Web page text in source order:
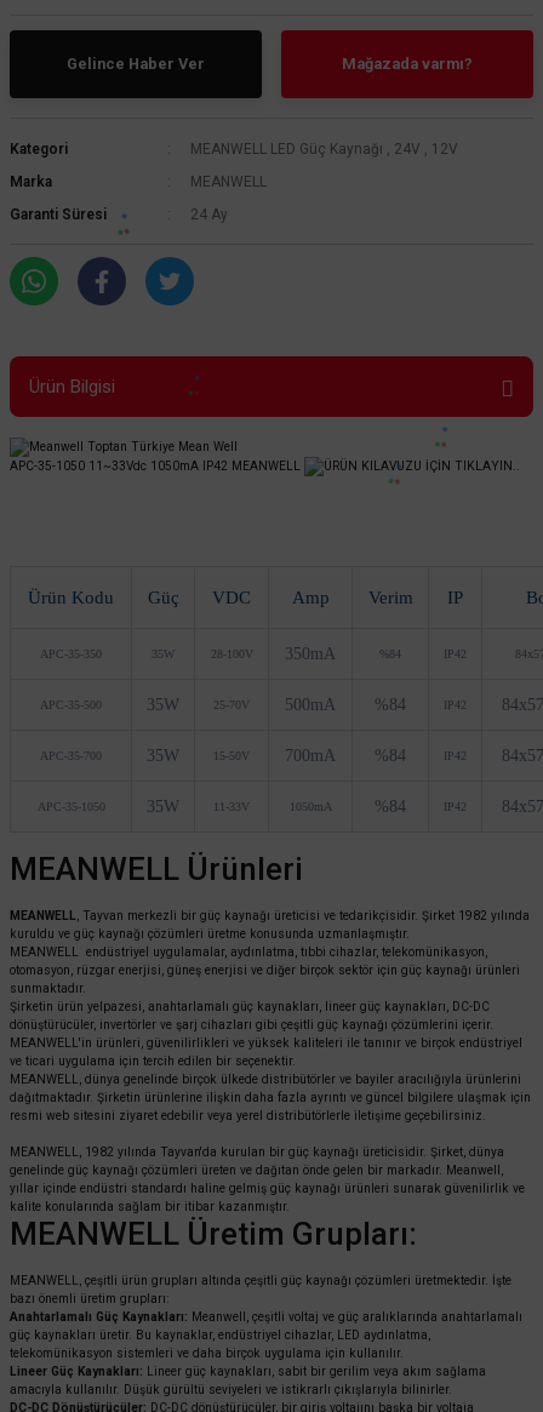
Gelince Haber Ver Mağazada varmı?
Kategori MEANWELL LED Güç Kaynağı , 24V , 12V
Marka
MEANWELL
Garanti Süresi
24 Ay
Ürün Bilgisi
APC-35-1050 11~33Vdc 1050mA IP42 MEANWELL ÜRÜN KILAVUZU İÇİN TIKLAYIN..
Ürün Kodu Güç VDC Amp Verim IP
APC-35-350 35W 28-100V 350mA %84 IP42
APC-35-500 35W 25-70V 500mA %84 IP42
APC-35-700 35W 15-50V 700mA %84 IP42
APC-35-1050 35W 11-33V 1050mA %84 IP42
MEANWELL Ürünleri
MEANWELL
, Tayvan merkezli bir güç kaynağı üreticisi ve tedarikçisidir. Şirket 1982 yılında
kuruldu ve güç kaynağı çözümleri üretme konusunda uzmanlaşmıştır.
MEANWELL endüstriyel uygulamalar, aydınlatma, tıbbi cihazlar, telekomünikasyon,
otomasyon, rüzgar enerjisi, güneş enerjisi ve diğer birçok sektör için güç kaynağı ürünleri
sunmaktadır.
Şirketin ürün yelpazesi, anahtarlamalı güç kaynakları, lineer güç kaynakları, DC-DC
dönüştürücüler, invertörler ve şarj cihazları gibi çeşitli güç kaynağı çözümlerini içerir.
MEANWELL'in ürünleri, güvenilirlikleri ve yüksek kaliteleri ile tanınır ve birçok endüstriyel
ve ticari uygulama için tercih edilen bir seçenektir.
MEANWELL, dünya genelinde birçok ülkede distribütörler ve bayiler aracılığıyla ürünlerini
dağıtmaktadır. Şirketin ürünlerine ilişkin daha fazla ayrıntı ve güncel bilgilere ulaşmak için
resmi web sitesini ziyaret edebilir veya yerel distribütörlerle iletişime geçebilirsiniz.
MEANWELL, 1982 yılında Tayvan'da kurulan bir güç kaynağı üreticisidir. Şirket, dünya
genelinde güç kaynağı çözümleri üreten ve dağıtan önde gelen bir markadır. Meanwell,
yıllar içinde endüstri standardı haline gelmiş güç kaynağı ürünleri sunarak güvenilirlik ve
kalite konularında sağlam bir itibar kazanmıştır.
MEANWELL Üretim Grupları:
MEANWELL, çeşitli ürün grupları altında çeşitli güç kaynağı çözümleri üretmektedir. İşte
bazı önemli üretim grupları:
Anahtarlamalı Güç Kaynakları: Meanwell, çeşitli voltaj ve güç aralıklarında anahtarlamalı
güç kaynakları üretir. Bu kaynaklar, endüstriyel cihazlar, LED aydınlatma,
telekomünikasyon sistemleri ve daha birçok uygulama için kullanılır.
Lineer Güç Kaynakları: Lineer güç kaynakları, sabit bir gerilim veya akım sağlama
amacıyla kullanılır. Düşük gürültü seviyeleri ve istikrarlı çıkışlarıyla bilinirler.
DC-DC Dönüştürücüler: DC-DC dönüştürücüler, bir giriş voltajını başka bir voltaja